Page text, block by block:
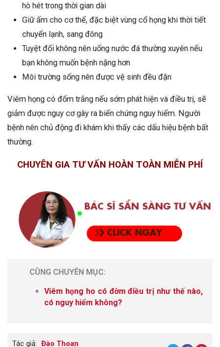
hò hét trong thời gian dài
Giữ ấm cho cơ thể, đặc biệt vùng cổ họng khi thời tiết
chuyển lạnh, sang đông
Tuyệt đối không nên uống nước đá thường xuyên nếu
bạn không muốn bệnh nặng hơn
Môi trường sống nên được vệ sinh đều đặn
Viêm họng có đốm trắng nếu sớm phát hiện và điều trị, sẽ
giảm được nguy cơ gây ra biến chứng nguy hiểm. Người
bệnh nên chủ động đi khám khi thấy các dấu hiệu bệnh bất
thường.
CHUYÊN GIA TƯ VẤN HOÀN TOÀN MIỄN PHÍ
CÙNG CHUYÊN MỤC:
Viêm họng ho có đờm điều trị như thế nào,
có nguy hiểm không?
Tác giả: Đào Thoan